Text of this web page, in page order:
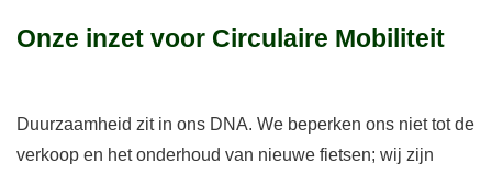
Onze inzet voor Circulaire Mobiliteit
Duurzaamheid zit in ons DNA. We beperken ons niet tot de
verkoop en het onderhoud van nieuwe fietsen; wij zijn